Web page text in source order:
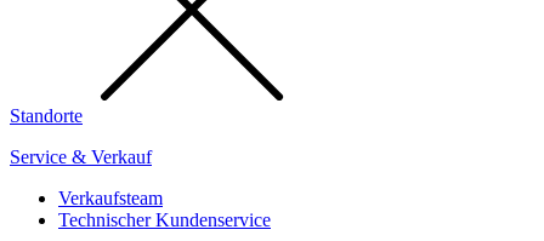
Standorte
Service & Verkauf
Verkaufsteam
Technischer Kundenservice